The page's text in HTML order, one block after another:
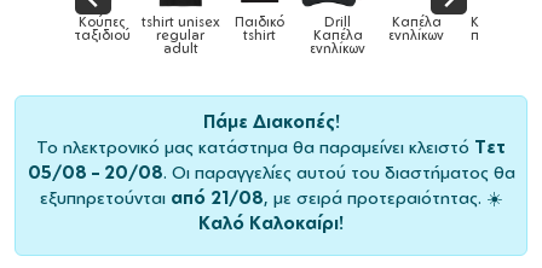
Κούπες
ταξιδιού
tshirt unisex
regular
adult
Παιδικό
tshirt
Drill
Καπέλα
ενηλίκων
Καπέλα
ενηλίκων
Καπέλα
παιδικά
Πάμε Διακοπές!
Το ηλεκτρονικό μας κατάστημα θα παραμείνει κλειστό Τετ
05/08 – 20/08. Οι παραγγελίες αυτού του διαστήματος θα
εξυπηρετούνται από 21/08, με σειρά προτεραιότητας. ☀️
Καλό Καλοκαίρι!